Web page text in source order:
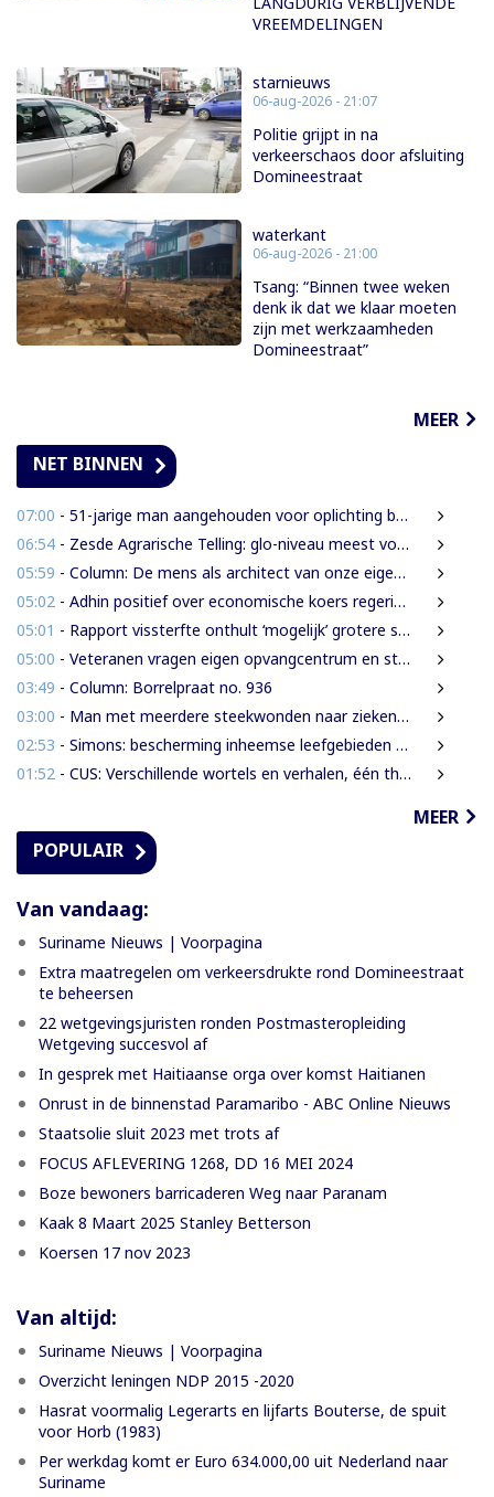
VREEMDELINGEN
starnieuws
06-aug-2026 - 21:07
Politie grijpt in na
verkeerschaos door afsluiting
Domineestraat
waterkant
06-aug-2026 - 21:00
Tsang: “Binnen twee weken
denk ik dat we klaar moeten
zijn met werkzaamheden
Domineestraat”
MEER
NET BINNEN
07:00 - 51-jarige man aangehouden voor oplichting bejaarde vrouw in centrum Paramaribo
06:54 - Zesde Agrarische Telling: glo-niveau meest voorkomend onder landbouwers
05:59 - Column: De mens als architect van onze eigen rampen
05:02 - Adhin positief over economische koers regering, maar wil snellere uitvoering
05:01 - Rapport vissterfte onthult ‘mogelijk’ grotere schade voor mens, dier en milieu
05:00 - Veteranen vragen eigen opvangcentrum en structurele steun: ‘Vandaag militair, morgen veteraan’
03:49 - Column: Borrelpraat no. 936
03:00 - Man met meerdere steekwonden naar ziekenhuis na ruzie bij discotheek
02:53 - Simons: bescherming inheemse leefgebieden en cultuur van nationaal belang
01:52 - CUS: Verschillende wortels en verhalen, één thuis
MEER
POPULAIR
Van vandaag:
Suriname Nieuws | Voorpagina
Extra maatregelen om verkeersdrukte rond Domineestraat
te beheersen
22 wetgevingsjuristen ronden Postmasteropleiding
Wetgeving succesvol af
In gesprek met Haitiaanse orga over komst Haitianen
Onrust in de binnenstad Paramaribo - ABC Online Nieuws
Staatsolie sluit 2023 met trots af
FOCUS AFLEVERING 1268, DD 16 MEI 2024
Boze bewoners barricaderen Weg naar Paranam
Kaak 8 Maart 2025 Stanley Betterson
Koersen 17 nov 2023
Van altijd:
Suriname Nieuws | Voorpagina
Overzicht leningen NDP 2015 -2020
Hasrat voormalig Legerarts en lijfarts Bouterse, de spuit
voor Horb (1983)
Per werkdag komt er Euro 634.000,00 uit Nederland naar
Suriname